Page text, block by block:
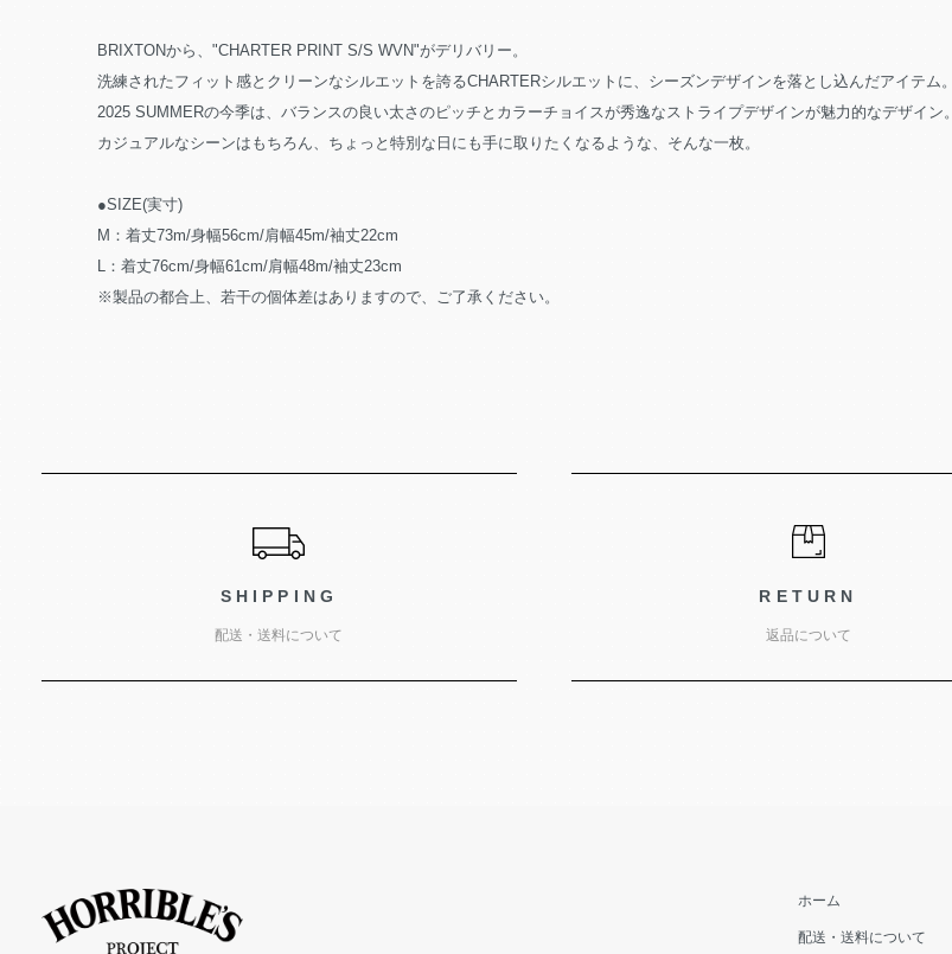
BRIXTONから、"CHARTER PRINT S/S WVN"がデリバリー。
洗練されたフィット感とクリーンなシルエットを誇るCHARTERシルエットに、シーズンデザインを落とし込んだアイテム。
2025 SUMMERの今季は、バランスの良い太さのピッチとカラーチョイスが秀逸なストライプデザインが魅力的なデザイン。
カジュアルなシーンはもちろん、ちょっと特別な日にも手に取りたくなるような、そんな一枚。
●SIZE(実寸)
M：着丈73m/身幅56cm/肩幅45m/袖丈22cm
L：着丈76cm/身幅61cm/肩幅48m/袖丈23cm
※製品の都合上、若干の個体差はありますので、ご了承ください。
SHIPPING
配送・送料について
RETURN
返品について
ホーム
配送・送料について